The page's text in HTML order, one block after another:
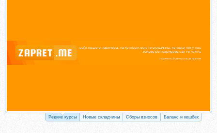
Редкие курсы Новые складчины Сборы взносов Баланс и кешбек